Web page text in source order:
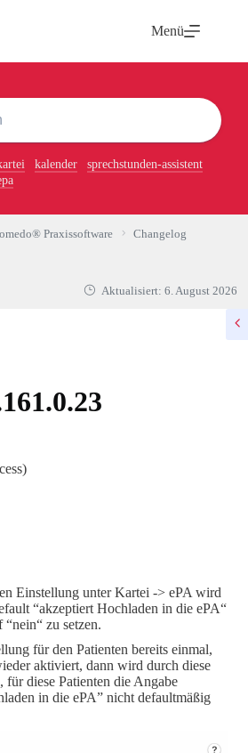
Menü
kalender
sprechstunden-assistent
Praxissoftware
Changelog
Aktualisiert: 6. August 2026
Einstellung unter Kartei -> ePA wird
“akzeptiert Hochladen in die ePA“
zu setzen.
für den Patienten bereits einmal,
aktiviert, dann wird durch diese
für diese Patienten die Angabe
in die ePA” nicht defaultmäßig